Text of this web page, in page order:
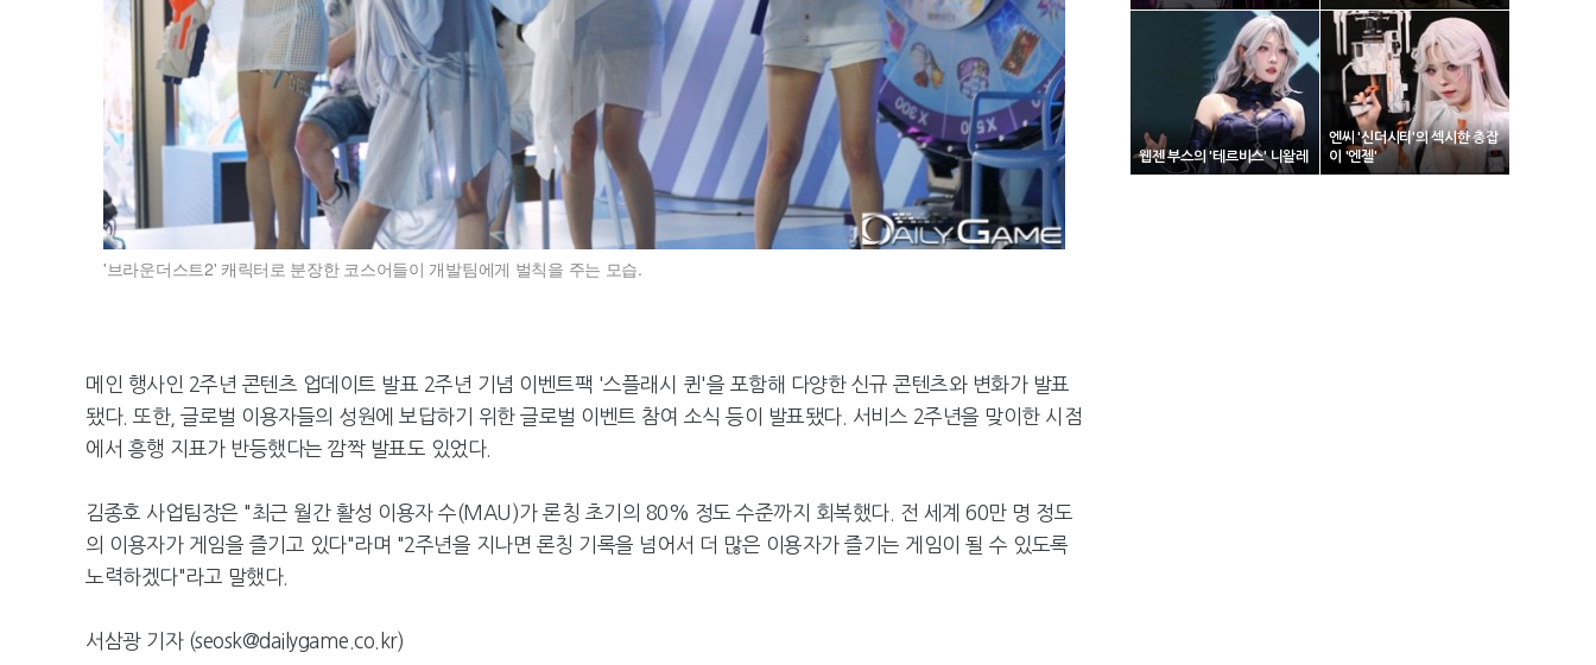
'브라운더스트2' 캐릭터로 분장한 코스어들이 개발팀에게 벌칙을 주는 모습.
메인 행사인 2주년 콘텐츠 업데이트 발표 2주년 기념 이벤트팩 '스플래시 퀸'을 포함해 다양한 신규 콘텐츠와 변화가 발표
됐다. 또한, 글로벌 이용자들의 성원에 보답하기 위한 글로벌 이벤트 참여 소식 등이 발표됐다. 서비스 2주년을 맞이한 시점
에서 흥행 지표가 반등했다는 깜짝 발표도 있었다.
김종호 사업팀장은 "최근 월간 활성 이용자 수(MAU)가 론칭 초기의 80% 정도 수준까지 회복했다. 전 세계 60만 명 정도
의 이용자가 게임을 즐기고 있다"라며 "2주년을 지나면 론칭 기록을 넘어서 더 많은 이용자가 즐기는 게임이 될 수 있도록
노력하겠다"라고 말했다.
서삼광 기자 (seosk@dailygame.co.kr)
웹젠 부스의 '테르비스' 니왈레
엔씨 '신더시티'의 섹시한 총잡
이 '엔젤'